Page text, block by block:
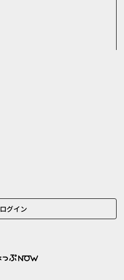
ログイン